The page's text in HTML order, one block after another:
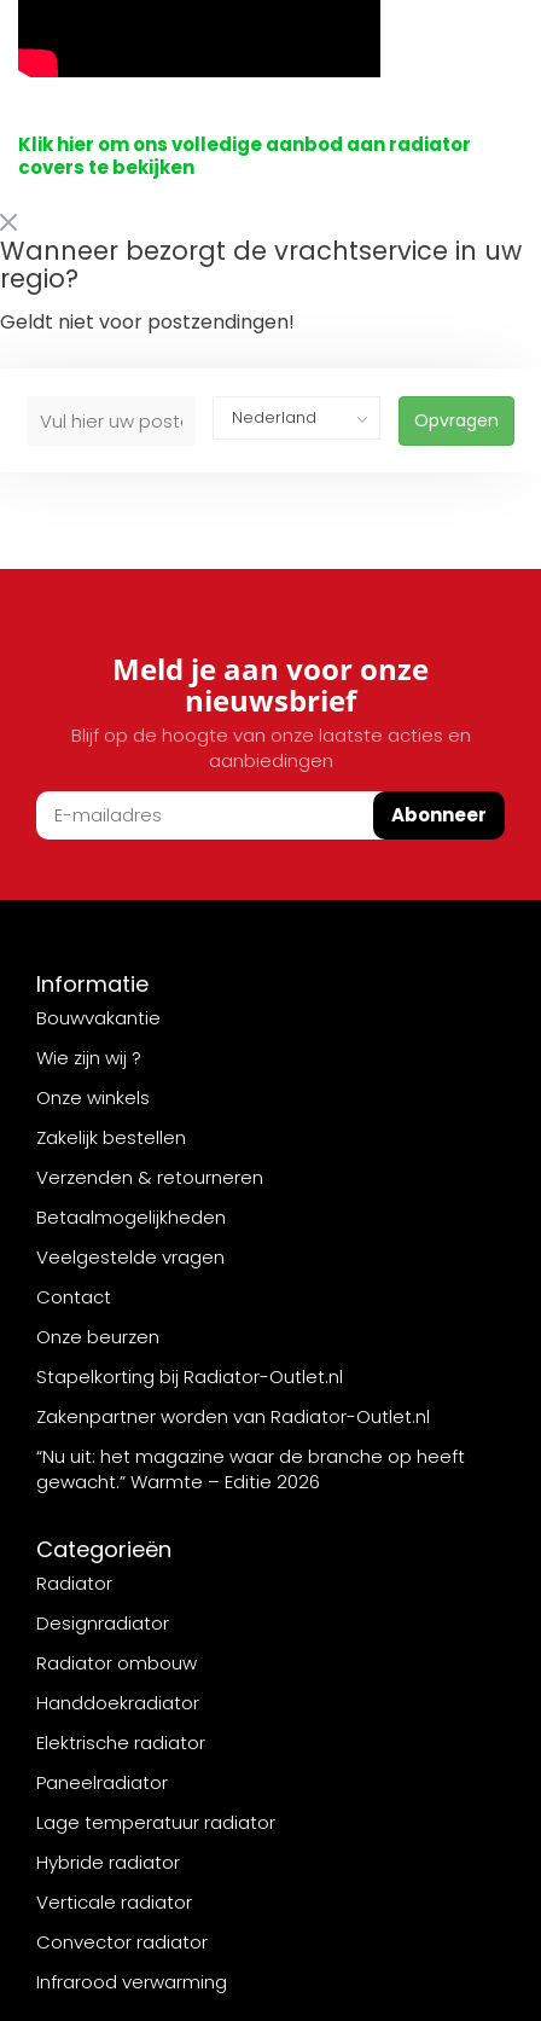
Klik hier om ons volledige aanbod aan radiator
covers te bekijken
Wanneer bezorgt de vrachtservice in uw
regio?
Geldt niet voor postzendingen!
Opvragen
Meld je aan voor onze
nieuwsbrief
Blijf op de hoogte van onze laatste acties en
aanbiedingen
Abonneer
Informatie
Bouwvakantie
Wie zijn wij ?
Onze winkels
Zakelijk bestellen
Verzenden & retourneren
Betaalmogelijkheden
Veelgestelde vragen
Contact
Onze beurzen
Stapelkorting bij Radiator-Outlet.nl
Zakenpartner worden van Radiator-Outlet.nl
“Nu uit: het magazine waar de branche op heeft
gewacht.” Warmte – Editie 2026
Categorieën
Radiator
Designradiator
Radiator ombouw
Handdoekradiator
Elektrische radiator
Paneelradiator
Lage temperatuur radiator
Hybride radiator
Verticale radiator
Convector radiator
Infrarood verwarming